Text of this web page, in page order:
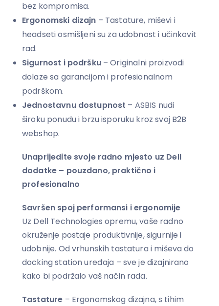
bez kompromisa.
Ergonomski dizajn – Tastature, miševi i
headseti osmišljeni su za udobnost i učinkovit
rad.
Sigurnost i podršku– Originalni proizvodi
dolaze sa garancijom i profesionalnom
podrškom.
Jednostavnu dostupnost – ASBIS nudi
široku ponudu i brzu isporuku kroz svoj B2B
webshop.
Unaprijedite svoje radno mjesto uz Dell
dodatke – pouzdano, praktično i
profesionalno
Savršen spoj performansi i ergonomije
Uz Dell Technologies opremu, vaše radno
okruženje postaje produktivnije, sigurnije i
udobnije. Od vrhunskih tastatura i miševa do
docking station uređaja – sve je dizajnirano
kako bi podržalo vaš način rada.
Tastature – Ergonomskog dizajna, s tihim